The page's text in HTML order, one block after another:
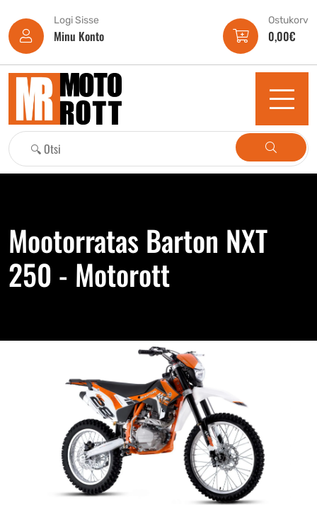
Logi Sisse
Minu Konto
Ostukorv
0,00€
Mootorratas Barton NXT
250 - Motorott